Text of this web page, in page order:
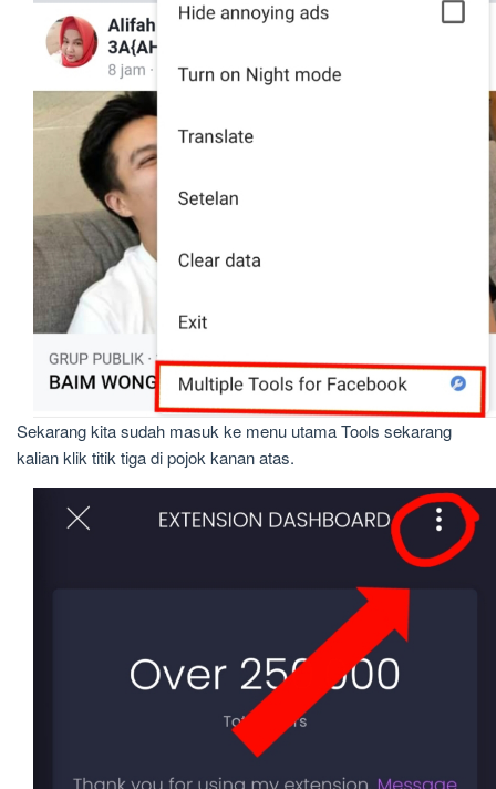
Sekarang kita sudah masuk ke menu utama Tools sekarang
kalian klik titik tiga di pojok kanan atas.